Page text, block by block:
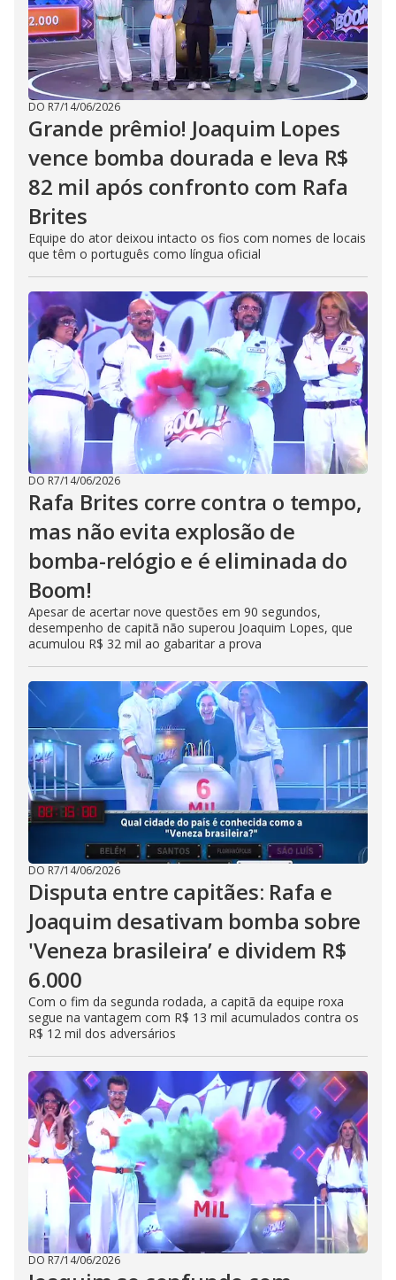
DO R7/14/06/2026
Grande prêmio! Joaquim Lopes
vence bomba dourada e leva R$
82 mil após confronto com Rafa
Brites
Equipe do ator deixou intacto os fios com nomes de locais
que têm o português como língua oficial
DO R7/14/06/2026
Rafa Brites corre contra o tempo,
mas não evita explosão de
bomba-relógio e é eliminada do
Boom!
Apesar de acertar nove questões em 90 segundos,
desempenho de capitã não superou Joaquim Lopes, que
acumulou R$ 32 mil ao gabaritar a prova
DO R7/14/06/2026
Disputa entre capitães: Rafa e
Joaquim desativam bomba sobre
'Veneza brasileira’ e dividem R$
6.000
Com o fim da segunda rodada, a capitã da equipe roxa
segue na vantagem com R$ 13 mil acumulados contra os
R$ 12 mil dos adversários
DO R7/14/06/2026